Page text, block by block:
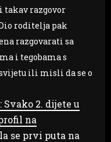
takav razgovor
roditelja pak
razgovarati sa
i tegobama s
ili misli da se o
2. dijete u
na
se prvi puta na